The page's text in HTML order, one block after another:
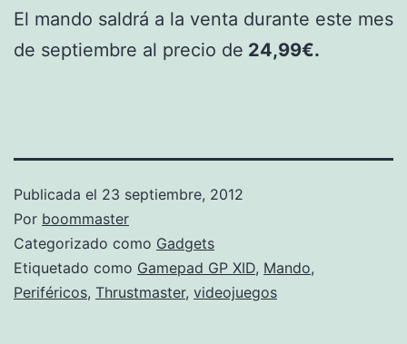
El mando saldrá a la venta durante este mes
de septiembre al precio de 24,99€.
Publicada el 23 septiembre, 2012
Por boommaster
Categorizado como Gadgets
Etiquetado como Gamepad GP XID, Mando,
Periféricos, Thrustmaster, videojuegos